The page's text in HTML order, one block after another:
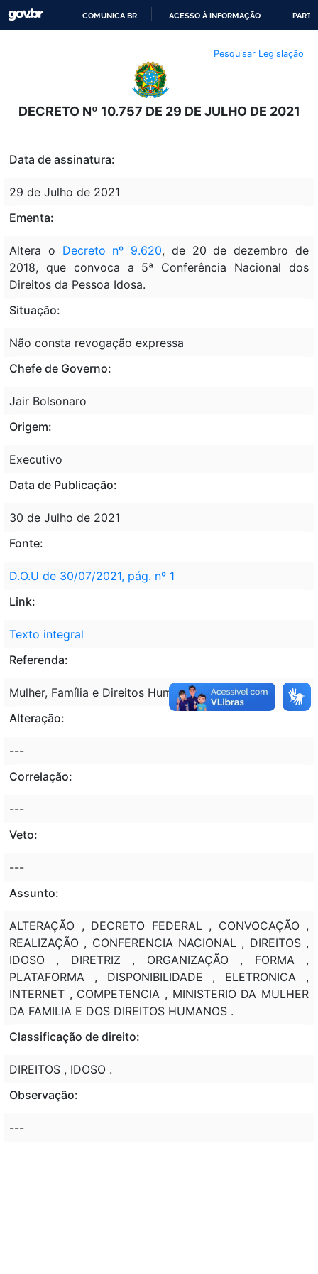
O
CONTEÚDO
COMUNICA BR ACESSO À INFORMAÇÃO
Pesquisar Legislação
DECRETO Nº 10.757 DE 29 DE JULHO DE 2021
Data de assinatura:
29 de Julho de 2021
Ementa:
Altera o Decreto nº 9.620, de 20 de dezembro de
2018, que convoca a 5ª Conferência Nacional dos
Direitos da Pessoa Idosa.
Situação:
Não consta revogação expressa
Chefe de Governo:
Jair Bolsonaro
Origem:
Executivo
Data de Publicação:
30 de Julho de 2021
Fonte:
D.O.U de 30/07/2021, pág. nº 1
Link:
Texto integral
Referenda:
Mulher, Família e Direitos Humanos (MMFDH)
Alteração:
---
Correlação:
---
Veto:
---
Assunto:
ALTERAÇÃO , DECRETO FEDERAL , CONVOCAÇÃO ,
REALIZAÇÃO , CONFERENCIA NACIONAL , DIREITOS ,
IDOSO , DIRETRIZ , ORGANIZAÇÃO , FORMA ,
PLATAFORMA , DISPONIBILIDADE , ELETRONICA ,
INTERNET , COMPETENCIA , MINISTERIO DA MULHER
DA FAMILIA E DOS DIREITOS HUMANOS .
Classificação de direito:
DIREITOS , IDOSO .
Observação:
---